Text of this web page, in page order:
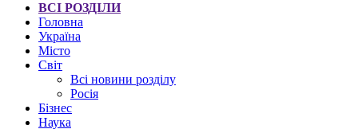
ВСІ РОЗДІЛИ
Головна
Україна
Місто
Світ
Всі новини розділу
Росія
Бізнес
Наука